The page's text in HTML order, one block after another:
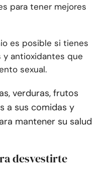
para tener mejores
es posible si tienes
antioxidantes que
sexual.
verduras, frutos
a sus comidas y
mantener su salud
desvestirte